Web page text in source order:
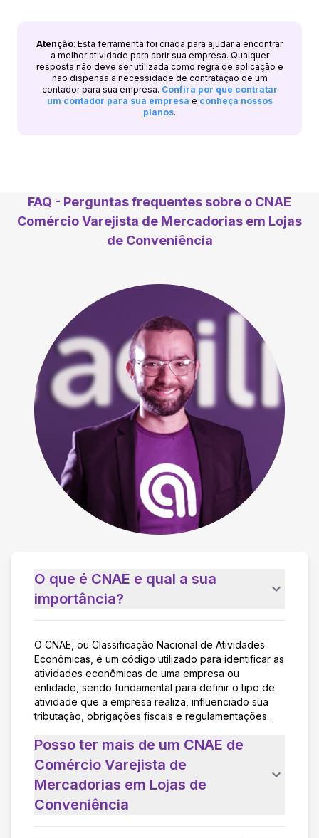
Atenção: Esta ferramenta foi criada para ajudar a encontrar
a melhor atividade para abrir sua empresa. Qualquer
resposta não deve ser utilizada como regra de aplicação e
não dispensa a necessidade de contratação de um
contador para sua empresa. Confira por que contratar
um contador para sua empresa e conheça nossos
planos.
FAQ - Perguntas frequentes sobre o CNAE
Comércio Varejista de Mercadorias em Lojas
de Conveniência
O que é CNAE e qual a sua
importância?
O CNAE, ou Classificação Nacional de Atividades
Econômicas, é um código utilizado para identificar as
atividades econômicas de uma empresa ou
entidade, sendo fundamental para definir o tipo de
atividade que a empresa realiza, influenciado sua
tributação, obrigações fiscais e regulamentações.
Posso ter mais de um CNAE de
Comércio Varejista de
Mercadorias em Lojas de
Conveniência